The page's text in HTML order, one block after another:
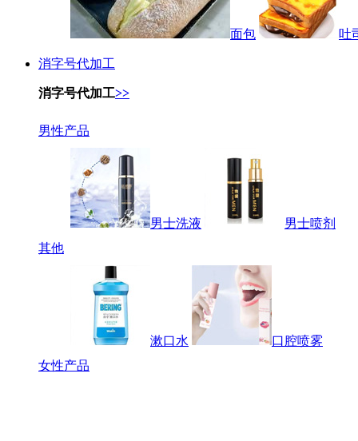
面包 吐
消字号代加工
消字号代加工>>
男性产品
男士洗液
男士喷剂
其他
漱口水
口腔喷雾
女性产品